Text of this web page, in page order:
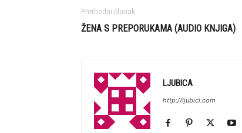
Prethodni članak
ŽENA S PREPORUKAMA (AUDIO KNJIGA)
LJUBICA
http://ljubici.com